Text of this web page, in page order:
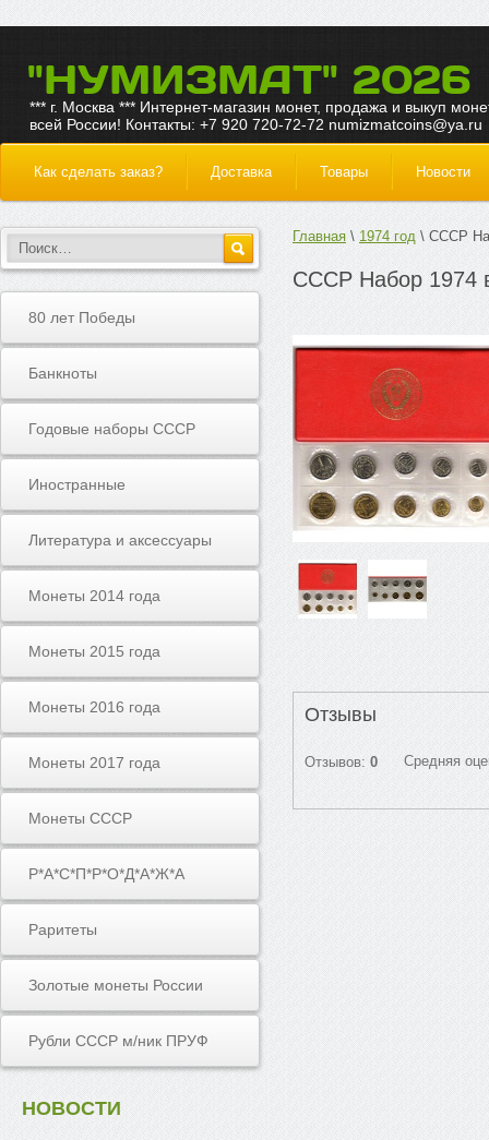
"НУМИЗМАТ" 2026
*** г. Москва *** Интернет-магазин монет, продажа и выкуп
всей России! Контакты: +7 920 720-72-72 numizmatcoins@ya.ru
Как сделать заказ? Доставка Товары Новости
80 лет Победы
Банкноты
Годовые наборы СССР
Иностранные
Литература и аксессуары
Монеты 2014 года
Монеты 2015 года
Монеты 2016 года
Монеты 2017 года
Монеты СССР
Р*А*С*П*Р*О*Д*А*Ж*А
Раритеты
Золотые монеты России
Рубли СССР м/ник ПРУФ
НОВОСТИ
Главная 1974 год СССР
СССР Набор 1974
Отзывы
Отзывов: 0 Средняя